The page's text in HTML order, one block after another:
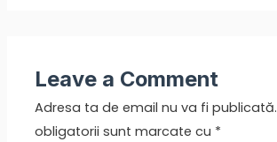
Leave a Comment
Adresa ta de email nu va fi publicată.
obligatorii sunt marcate cu *